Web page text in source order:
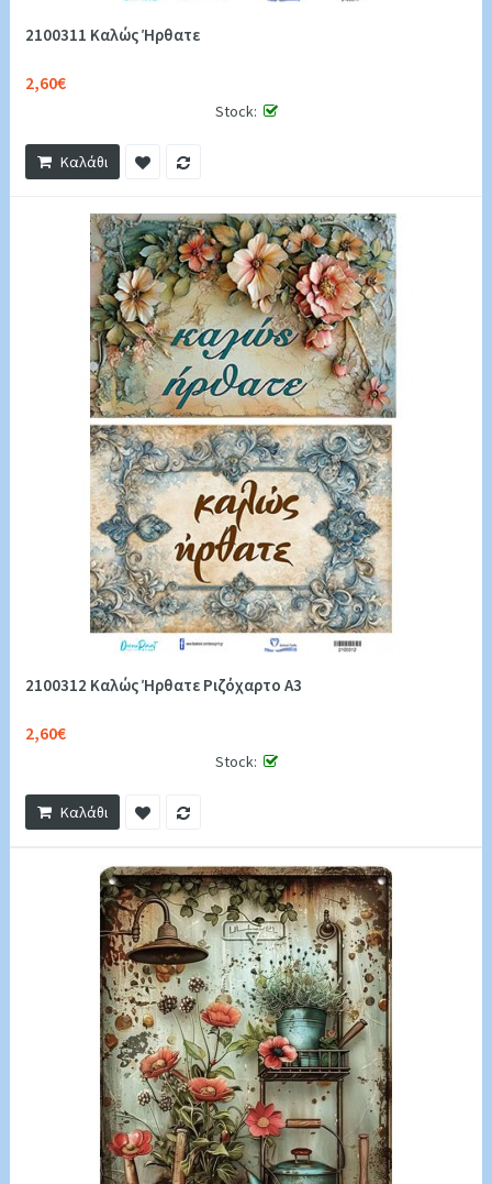
2100311 Καλώς Ήρθατε
2,60€
Stock:
Καλάθι
2100312 Καλώς Ήρθατε Ριζόχαρτο Α3
2,60€
Stock:
Καλάθι